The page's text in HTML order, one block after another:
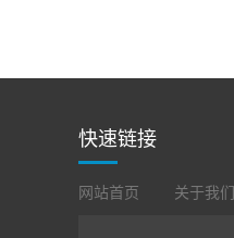
快速链接
网站首页 关于我们